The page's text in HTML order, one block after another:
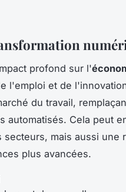
profond sur l'
l'emploi et de
du travail,
automatisés. Cela peut
mais aussi une
plus avancées.